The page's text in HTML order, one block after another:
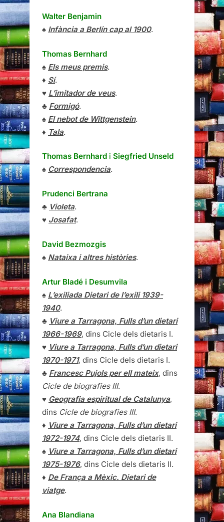
Walter Benjamin
♠ Infància a Berlín cap al 1900.
Thomas Bernhard
♠ Els meus premis.
♦ Sí.
♥ L’imitador de veus.
♣ Formigó.
♠ El nebot de Wittgenstein.
♦ Tala.
Thomas Bernhard i Siegfried Unseld
♠ Correspondencia.
Prudenci Bertrana
♣ Violeta.
♥ Josafat.
David Bezmozgis
♠ Nataixa i altres històries.
Artur Bladé i Desumvila
♠ L’exiliada Dietari de l’exili 1939-
1940.
♣ Viure a Tarragona, Fulls d’un dietari
1966-1969, dins Cicle dels dietaris I.
♥ Viure a Tarragona, Fulls d’un dietari
1970-1971, dins Cicle dels dietaris I.
♣ Francesc Pujols per ell mateix, dins
Cicle de biografies III.
♥ Geografia espiritual de Catalunya,
dins Cicle de biografies III.
♦ Viure a Tarragona, Fulls d’un dietari
1972-1974, dins Cicle dels dietaris II.
♠ Viure a Tarragona, Fulls d’un dietari
1975-1976, dins Cicle dels dietaris II.
♦ De França a Mèxic. Dietari de
viatge.
Ana Blandiana